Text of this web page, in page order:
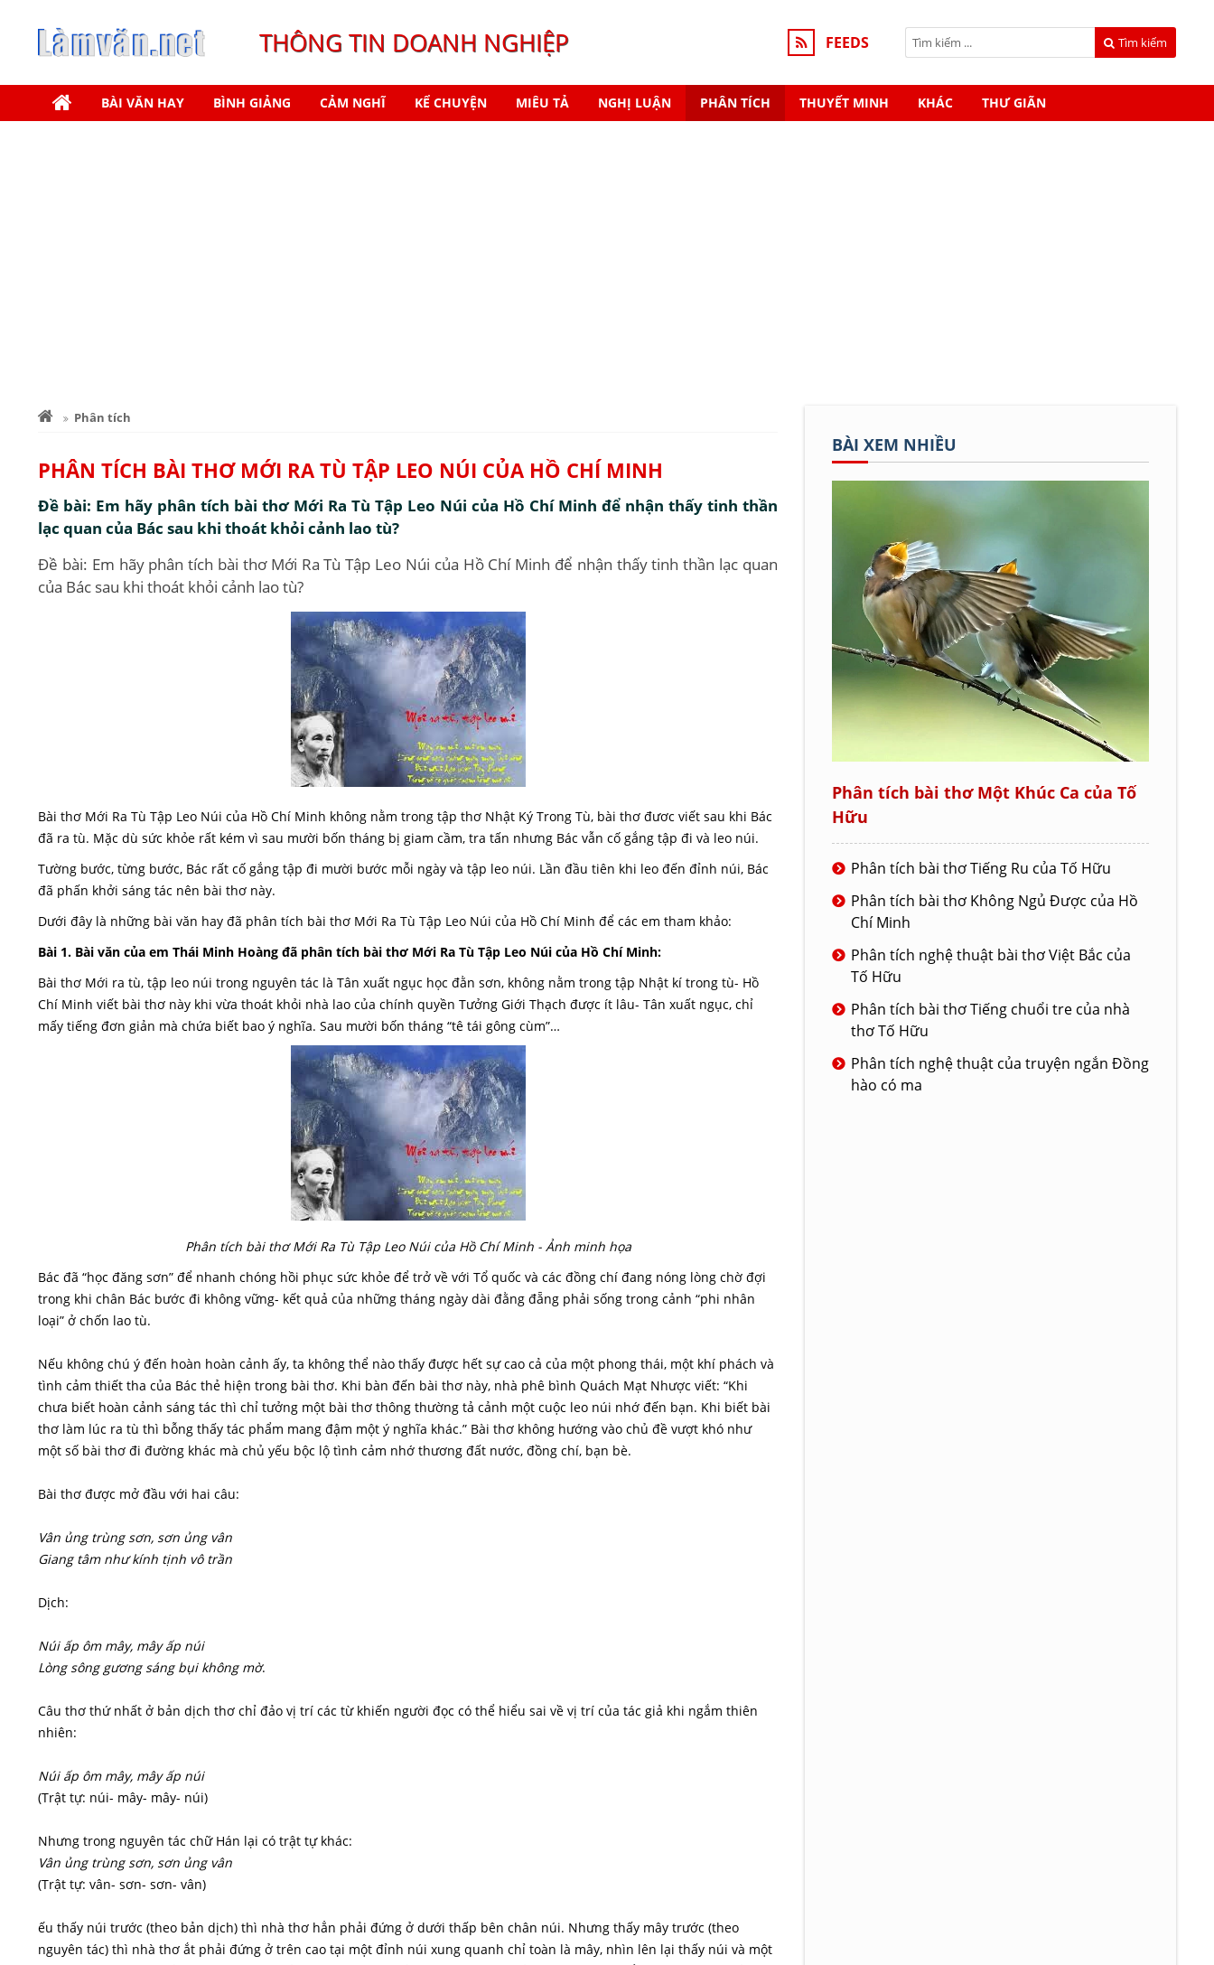
THÔNG TIN DOANH NGHIỆP FEEDS Tìm kiếm
BÀI VĂN HAY BÌNH GIẢNG CẢM NGHĨ KỂ CHUYỆN MIÊU TẢ NGHỊ LUẬN PHÂN TÍCH THUYẾT MINH KHÁC THƯ GIÃN
Phân tích
PHÂN TÍCH BÀI THƠ MỚI RA TÙ TẬP LEO NÚI CỦA HỒ CHÍ MINH
Đề bài: Em hãy phân tích bài thơ Mới Ra Tù Tập Leo Núi của Hồ Chí Minh để nhận thấy tinh thần
lạc quan của Bác sau khi thoát khỏi cảnh lao tù?
Đề bài: Em hãy phân tích bài thơ Mới Ra Tù Tập Leo Núi của Hồ Chí Minh để nhận thấy tinh thần lạc quan
của Bác sau khi thoát khỏi cảnh lao tù?
Bài thơ Mới Ra Tù Tập Leo Núi của Hồ Chí Minh không nằm trong tập thơ Nhật Ký Trong Tù, bài thơ đươc viết sau khi Bác
đã ra tù. Mặc dù sức khỏe rất kém vì sau mười bốn tháng bị giam cầm, tra tấn nhưng Bác vẫn cố gắng tập đi và leo núi.
Tường bước, từng bước, Bác rất cố gắng tập đi mười bước mỗi ngày và tập leo núi. Lần đầu tiên khi leo đến đỉnh núi, Bác
đã phấn khởi sáng tác nên bài thơ này.
Dưới đây là những bài văn hay đã phân tích bài thơ Mới Ra Tù Tập Leo Núi của Hồ Chí Minh để các em tham khảo:
Bài 1. Bài văn của em Thái Minh Hoàng đã phân tích bài thơ Mới Ra Tù Tập Leo Núi của Hồ Chí Minh:
Bài thơ Mới ra tù, tập leo núi trong nguyên tác là Tân xuất ngục học đằn sơn, không nằm trong tập Nhật kí trong tù- Hồ
Chí Minh viết bài thơ này khi vừa thoát khỏi nhà lao của chính quyền Tưởng Giới Thạch được ít lâu- Tân xuất ngục, chỉ
mấy tiếng đơn giản mà chứa biết bao ý nghĩa. Sau mười bốn tháng “tê tái gông cùm”…
Phân tích bài thơ Mới Ra Tù Tập Leo Núi của Hồ Chí Minh - Ảnh minh họa
Bác đã “học đăng sơn” để nhanh chóng hồi phục sức khỏe để trở về với Tổ quốc và các đồng chí đang nóng lòng chờ đợi
trong khi chân Bác bước đi không vững- kết quả của những tháng ngày dài đằng đẵng phải sống trong cảnh “phi nhân
loại” ở chốn lao tù.
Nếu không chú ý đến hoàn hoàn cảnh ấy, ta không thể nào thấy được hết sự cao cả của một phong thái, một khí phách và
tình cảm thiết tha của Bác thẻ hiện trong bài thơ. Khi bàn đến bài thơ này, nhà phê bình Quách Mạt Nhược viết: “Khi
chưa biết hoàn cảnh sáng tác thì chỉ tưởng một bài thơ thông thường tả cảnh một cuộc leo núi nhớ đến bạn. Khi biết bài
thơ làm lúc ra tù thì bỗng thấy tác phẩm mang đậm một ý nghĩa khác.” Bài thơ không hướng vào chủ đề vượt khó như
một số bài thơ đi đường khác mà chủ yếu bộc lộ tình cảm nhớ thương đất nước, đồng chí, bạn bè.
Bài thơ được mở đầu với hai câu:
Vân ủng trùng sơn, sơn ủng vân
Giang tâm như kính tịnh vô trần
Dịch:
Núi ấp ôm mây, mây ấp núi
Lòng sông gương sáng bụi không mờ.
Câu thơ thứ nhất ở bản dịch thơ chỉ đảo vị trí các từ khiến người đọc có thể hiểu sai về vị trí của tác giả khi ngắm thiên
nhiên:
Núi ấp ôm mây, mây ấp núi
(Trật tự: núi- mây- mây- núi)
Nhưng trong nguyên tác chữ Hán lại có trật tự khác:
Vân ủng trùng sơn, sơn ủng vân
(Trật tự: vân- sơn- sơn- vân)
ếu thấy núi trước (theo bản dịch) thì nhà thơ hẳn phải đứng ở dưới thấp bên chân núi. Nhưng thấy mây trước (theo
nguyên tác) thì nhà thơ ắt phải đứng ở trên cao tại một đỉnh núi xung quanh chỉ toàn là mây, nhìn lên lại thấy núi và một
BÀI XEM NHIỀU
Phân tích bài thơ Một Khúc Ca của Tố
Hữu
Phân tích bài thơ Tiếng Ru của Tố Hữu
Phân tích bài thơ Không Ngủ Được của Hồ
Chí Minh
Phân tích nghệ thuật bài thơ Việt Bắc của
Tố Hữu
Phân tích bài thơ Tiếng chuổi tre của nhà
thơ Tố Hữu
Phân tích nghệ thuật của truyện ngắn Đồng
hào có ma